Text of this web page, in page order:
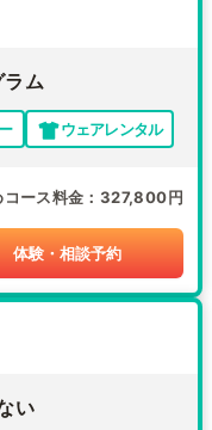
ム
ウェアレンタル
コース料金 327,800円
体験・相談予約
い